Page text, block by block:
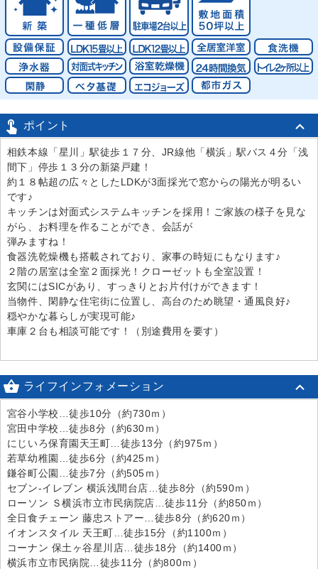
 ポイント
相鉄本線「星川」駅徒歩１７分、JR線他「横浜」駅バス４分「浅
間下」停歩１３分の新築戸建！
約１８帖超の広々としたLDKが3面採光で窓からの陽光が明るい
です♪
キッチンは対面式システムキッチンを採用！ご家族の様子を見な
がら、お料理を作ることができ、会話が
弾みますね！
食器洗乾燥機も搭載されており、家事の時短にもなります♪
２階の居室は全室２面採光！クローゼットも全室設置！
玄関にはSICがあり、すっきりとお片付けができます！
当物件、閑静な住宅街に位置し、高台のため眺望・通風良好♪
穏やかな暮らしが実現可能♪
車庫２台も相談可能です！（別途費用を要す）
 ライフインフォメーション
宮谷小学校…徒歩10分（約730ｍ）
宮田中学校…徒歩8分（約630ｍ）
にじいろ保育園天王町…徒歩13分（約975ｍ）
若草幼稚園…徒歩6分（約425ｍ）
鎌谷町公園…徒歩7分（約505ｍ）
セブン-イレブン 横浜浅間台店…徒歩8分（約590ｍ）
ローソン Ｓ横浜市立市民病院店…徒歩11分（約850ｍ）
全日食チェーン 藤忠ストアー…徒歩8分（約620ｍ）
イオンスタイル 天王町…徒歩15分（約1100ｍ）
コーナン 保土ヶ谷星川店…徒歩18分（約1400ｍ）
横浜市立市民病院…徒歩11分（約800ｍ）